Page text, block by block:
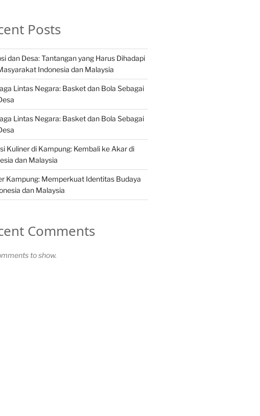
Posts
dan Desa: Tantangan yang Harus Dihadapi
Indonesia dan Malaysia
Lintas Negara: Basket dan Bola Sebagai
Lintas Negara: Basket dan Bola Sebagai
Kuliner di Kampung: Kembali ke Akar di
dan Malaysia
Kampung: Memperkuat Identitas Budaya
dan Malaysia
Comments
to show.